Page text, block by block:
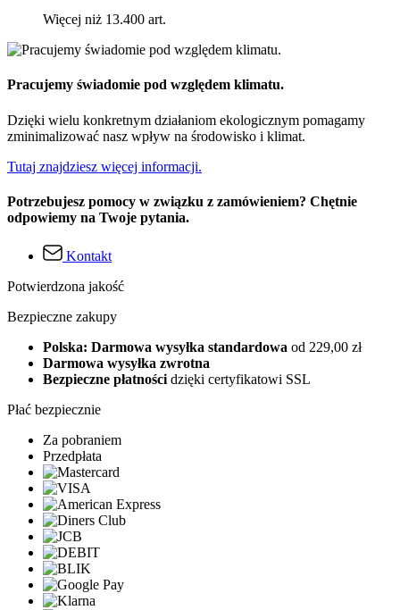
Więcej niż 13.400 art.
Pracujemy świadomie pod względem klimatu.
Dzięki wielu konkretnym działaniom ekologicznym pomagamy
zminimalizować nasz wpływ na środowisko i klimat.
Tutaj znajdziesz więcej informacji.
Potrzebujesz pomocy w związku z zamówieniem? Chętnie
odpowiemy na Twoje pytania.
Kontakt
Potwierdzona jakość
Bezpieczne zakupy
Polska: Darmowa wysyłka standardowa od 229,00 zł
Darmowa wysyłka zwrotna
Bezpieczne płatności dzięki certyfikatowi SSL
Płać bezpiecznie
Za pobraniem
Przedpłata